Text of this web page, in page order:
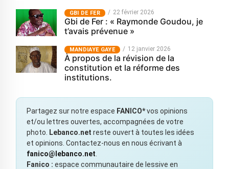
GBI DE FER 22 février 2026
Gbi de Fer : « Raymonde Goudou, je
t’avais prévenue »
MANDIAYE GAYE 12 janvier 2026
À propos de la révision de la
constitution et la réforme des
institutions.
Partagez sur notre espace FANICO*vos opinions
et/ou lettres ouvertes, accompagnées de votre
photo. Lebanco.net reste ouvert à toutes les idées
et opinions. Contactez-nous en nous écrivant à
fanico@lebanco.net
Fanico : espace communautaire de lessive en